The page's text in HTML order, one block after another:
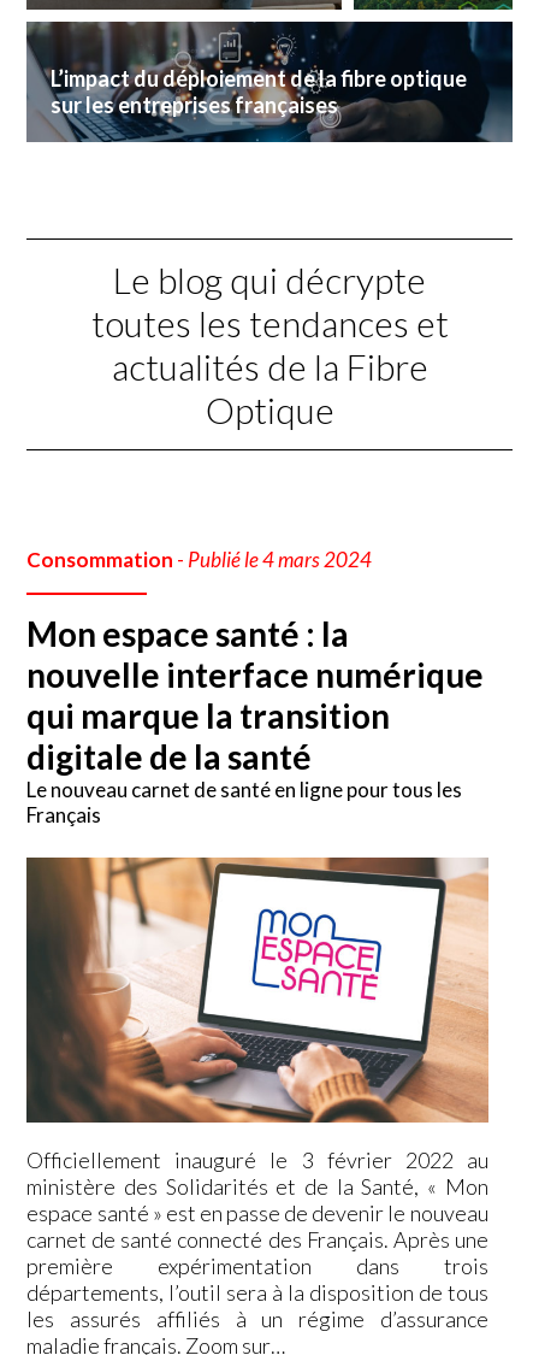
L’impact du déploiement de la fibre optique
sur les entreprises françaises
Le blog qui décrypte
toutes les tendances et
actualités de la Fibre
Optique
Consommation - Publié le 4 mars 2024
Mon espace santé : la
nouvelle interface numérique
qui marque la transition
digitale de la santé
Le nouveau carnet de santé en ligne pour tous les
Français
Officiellement inauguré le 3 février 2022 au
ministère des Solidarités et de la Santé, « Mon
espace santé » est en passe de devenir le nouveau
carnet de santé connecté des Français. Après une
première expérimentation dans trois
départements, l’outil sera à la disposition de tous
les assurés affiliés à un régime d’assurance
maladie français. Zoom sur…